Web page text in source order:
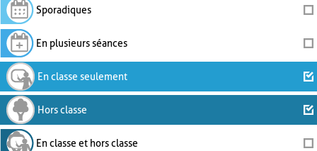
Sporadiques
En plusieurs séances
En classe seulement
Hors classe
En classe et hors classe